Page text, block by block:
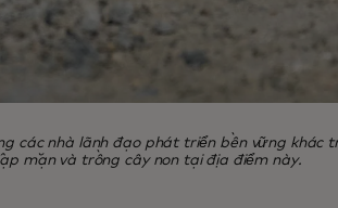
các nhà lãnh đạo phát triển bền vững
mặn và trồng cây non tại địa điểm này.